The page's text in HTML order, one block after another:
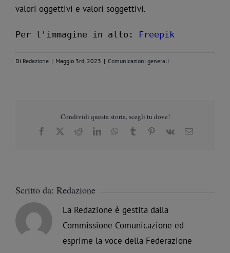
valori oggettivi e valori soggettivi.
Per l'immagine in alto: Freepik
Di Redazione | Maggio 3rd, 2023 | Comunicazioni generali
Condividi questa storia, scegli tu dove!
Facebook RedditLinkedInWhatsApp
Tumblr Pinterest
Vk Email
Scritto da: Redazione
La Redazione è gestita dalla
Commissione Comunicazione ed
esprime la voce della Federazione